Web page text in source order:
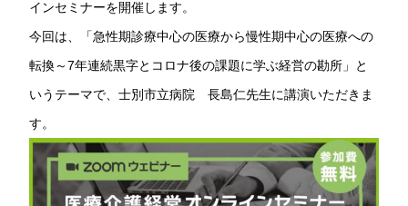
インセミナーを開催します。
今回は、「急性期診療中心の医療から慢性期中心の医療への
転換～7年連続黒字とコロナ後の課題に学ぶ経営の勘所」と
いうテーマで、士別市立病院 長島仁先生に講演いただきま
す。